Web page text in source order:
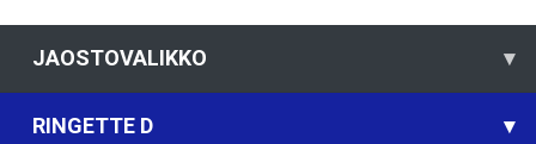
JAOSTOVALIKKO ▾
RINGETTE D ▾